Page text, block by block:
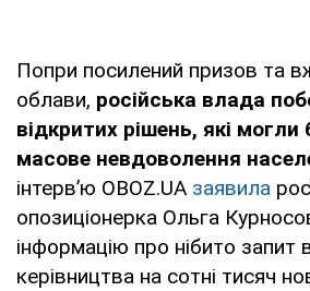
Попри посилений призов та
облави, російська влада
відкритих рішень, які могли
масове невдоволення
інтерв’ю OBOZ.UA заявила
опозиціонерка Ольга
інформацію про нібито запит
керівництва на сотні тисяч